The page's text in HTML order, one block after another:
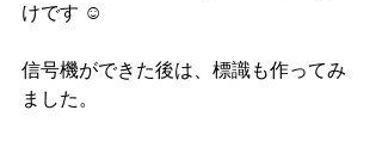
けです ☺︎
信号機ができた後は、標識も作ってみ
ました。